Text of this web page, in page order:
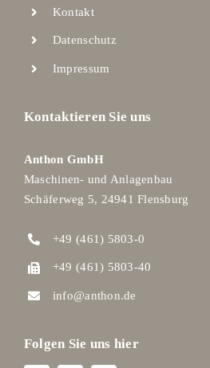
Kontakt
Datenschutz
Impressum
Kontaktieren Sie uns
Anthon GmbH
Maschinen- und Anlagenbau
Schäferweg 5, 24941 Flensburg
+49 (461) 5803-0
+49 (461) 5803-40
info@anthon.de
Folgen Sie uns hier